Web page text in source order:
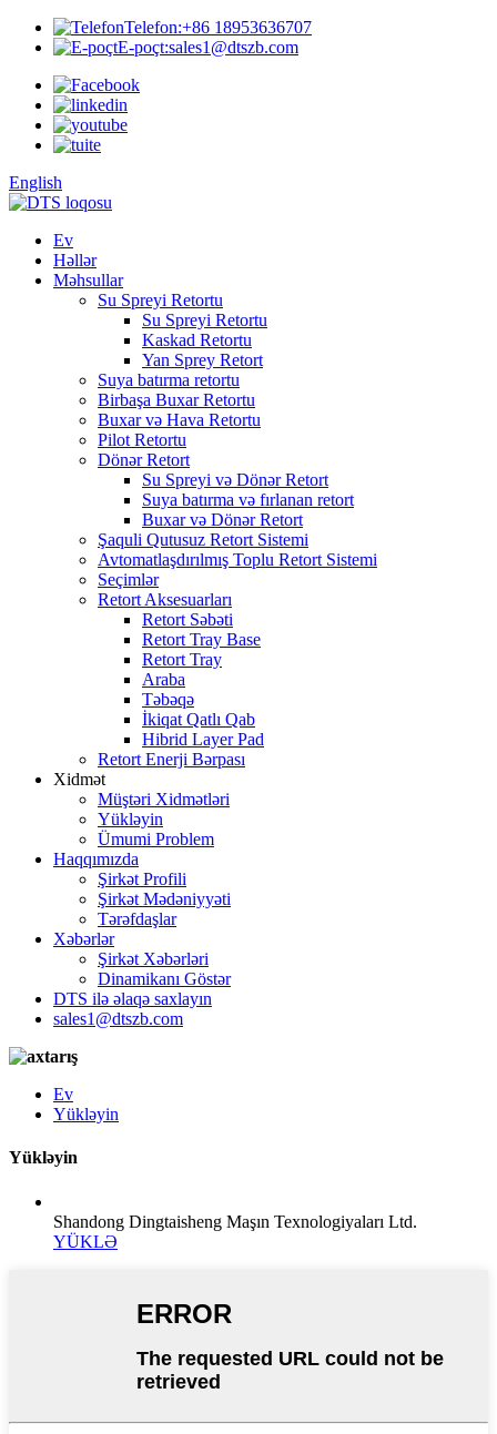
Telefon:+86 18953636707
E-poçt:sales1@dtszb.com
English
Ev
Həllər
Məhsullar
Su Spreyi Retortu
Su Spreyi Retortu
Kaskad Retortu
Yan Sprey Retort
Suya batırma retortu
Birbaşa Buxar Retortu
Buxar və Hava Retortu
Pilot Retortu
Dönər Retort
Su Spreyi və Dönər Retort
Suya batırma və fırlanan retort
Buxar və Dönər Retort
Şaquli Qutusuz Retort Sistemi
Avtomatlaşdırılmış Toplu Retort Sistemi
Seçimlər
Retort Aksesuarları
Retort Səbəti
Retort Tray Base
Retort Tray
Araba
Təbəqə
İkiqat Qatlı Qab
Hibrid Layer Pad
Retort Enerji Bərpası
Xidmət
Müştəri Xidmətləri
Yükləyin
Ümumi Problem
Haqqımızda
Şirkət Profili
Şirkət Mədəniyyəti
Tərəfdaşlar
Xəbərlər
Şirkət Xəbərləri
Dinamikanı Göstər
DTS ilə əlaqə saxlayın
sales1@dtszb.com
Ev
Yükləyin
Yükləyin
Shandong Dingtaisheng Maşın Texnologiyaları Ltd.
YÜKLƏ